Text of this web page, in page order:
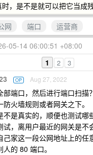
，是不是就可以把它当成
网 端口
运营商
05-14 06:00:51 +08:00
1 2 3
OP Aug 27, 2022
部端口，然后进行端口扫描
火墙规则或者网关之下。
不是真实的，顺便也测试哪
试，离用户最近的网关是不
己家这一段公网地址上的任
的 80 端口。